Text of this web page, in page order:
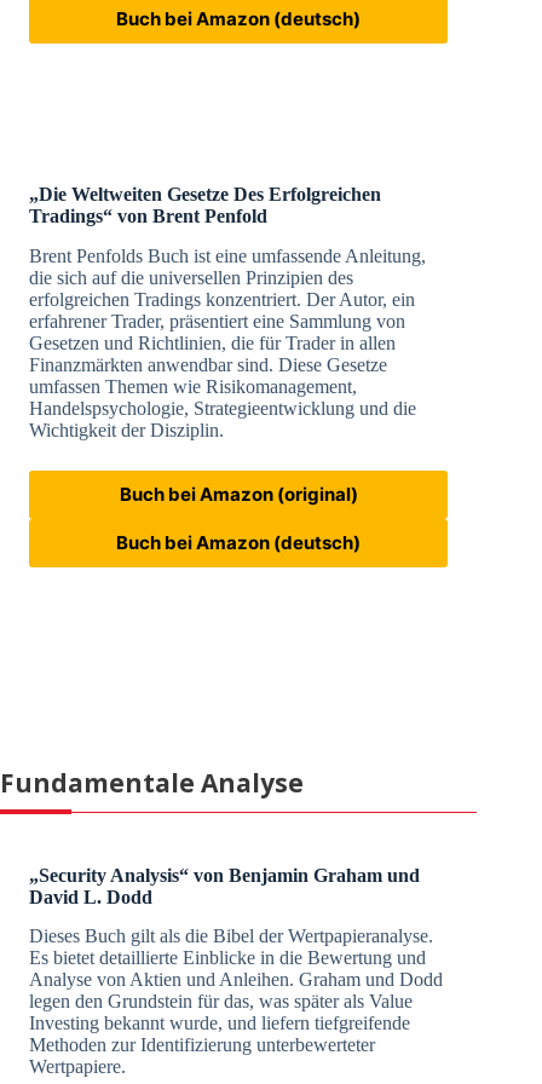
Buch bei Amazon (deutsch)
„Die Weltweiten Gesetze Des Erfolgreichen
Tradings“ von Brent Penfold
Brent Penfolds Buch ist eine umfassende Anleitung,
die sich auf die universellen Prinzipien des
erfolgreichen Tradings konzentriert. Der Autor, ein
erfahrener Trader, präsentiert eine Sammlung von
Gesetzen und Richtlinien, die für Trader in allen
Finanzmärkten anwendbar sind. Diese Gesetze
umfassen Themen wie Risikomanagement,
Handelspsychologie, Strategieentwicklung und die
Wichtigkeit der Disziplin.
Buch bei Amazon (original)
Buch bei Amazon (deutsch)
Fundamentale Analyse
„Security Analysis“ von Benjamin Graham und
David L. Dodd
Dieses Buch gilt als die Bibel der Wertpapieranalyse.
Es bietet detaillierte Einblicke in die Bewertung und
Analyse von Aktien und Anleihen. Graham und Dodd
legen den Grundstein für das, was später als Value
Investing bekannt wurde, und liefern tiefgreifende
Methoden zur Identifizierung unterbewerteter
Wertpapiere.